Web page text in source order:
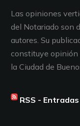
Las opiniones
del Notariado son
autores. Su
constituye opinión
la Ciudad de
RSS - Entradas